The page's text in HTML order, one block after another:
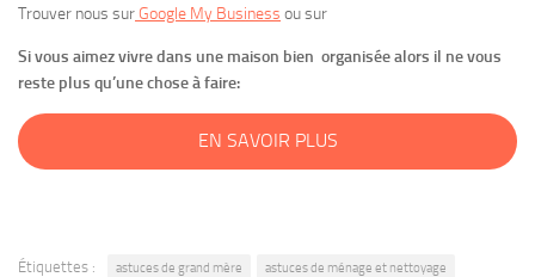
Trouver nous sur Google My Business ou sur
Si vous aimez vivre dans une maison bien organisée alors il ne vous
reste plus qu’une chose à faire:
EN SAVOIR PLUS
Étiquettes : astuces de grand mère astuces de ménage et nettoyage